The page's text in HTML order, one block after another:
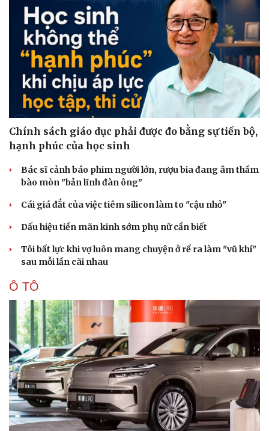
Cải chính
Chính sách giáo dục phải được đo bằng sự tiến bộ,
hạnh phúc của học sinh
Bác sĩ cảnh báo phim người lớn, rượu bia đang âm thầm
bào mòn "bản lĩnh đàn ông"
Cái giá đắt của việc tiêm silicon làm to "cậu nhỏ"
Dấu hiệu tiền mãn kinh sớm phụ nữ cần biết
Tôi bất lực khi vợ luôn mang chuyện ở rể ra làm "vũ khí"
sau mỗi lần cãi nhau
Ô TÔ